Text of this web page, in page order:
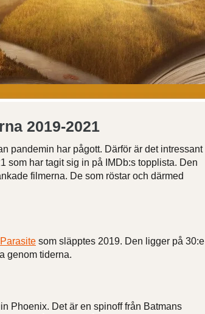
2019-2021
pandemin har pågott. Därför är det intressant
som har tagit sig in på IMDb:s topplista. Den
filmerna. De som röstar och därmed
Parasite som släpptes 2019. Den ligger på 30:e
genom tiderna.
Phoenix. Det är en spinoff från Batmans